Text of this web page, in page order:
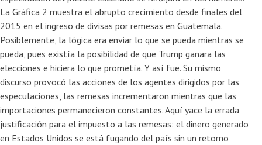
La Gráfica 2 muestra el abrupto crecimiento desde finales del
2015 en el ingreso de divisas por remesas en Guatemala.
Posiblemente, la lógica era enviar lo que se pueda mientras se
pueda, pues existía la posibilidad de que Trump ganara las
elecciones e hiciera lo que prometía. Y así fue. Su mismo
discurso provocó las acciones de los agentes dirigidos por las
especulaciones, las remesas incrementaron mientras que las
importaciones permanecieron constantes. Aquí yace la errada
justificación para el impuesto a las remesas: el dinero generado
en Estados Unidos se está fugando del país sin un retorno